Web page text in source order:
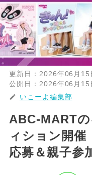
更新日： 2026年06月15
公開日： 2026年06月15
いこーよ編集部
ABC-MART
ィション開
応募＆親子参